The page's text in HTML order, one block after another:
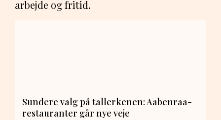
arbejde og fritid.
Sundere valg på tallerkenen: Aabenraa-
restauranter går nye veje